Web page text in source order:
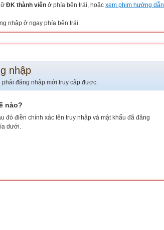
ĐK thành viên ở phía bên trái, hoặc xem phim hướng dẫn
nhập ở ngay phía bên trái.
nhập
phải đăng nhập mới truy cập được.
nào?
đó điền chính xác tên truy nhập và mật khẩu đã đăng
dưới.